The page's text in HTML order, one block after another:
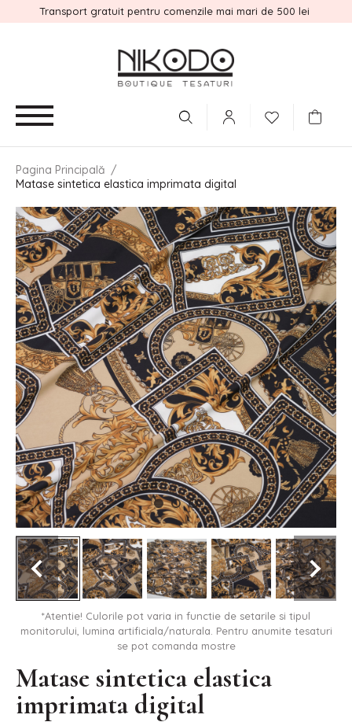
Transport gratuit pentru comenzile mai mari de 500 lei
Pagina Principală /
Matase sintetica elastica imprimata digital
*Atentie! Culorile pot varia in functie de setarile si tipul
monitorului, lumina artificiala/naturala. Pentru anumite tesaturi
se pot comanda mostre
Matase sintetica elastica
imprimata digital